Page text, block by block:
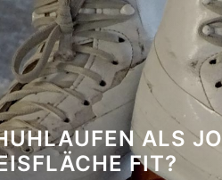
ALS
FIT?